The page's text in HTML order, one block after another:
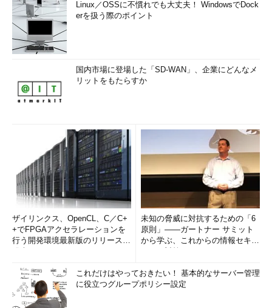
Linux／OSSに不慣れでも大丈夫！ WindowsでDock
erを扱う際のポイント
国内市場に登場した「SD-WAN」、企業にどんなメ
リットをもたらすか
ザイリンクス、OpenCL、C／C+
+でFPGAアクセラレーションを
行う開発環境最新版のリリースを
未知の脅威に対抗するための「6
原則」――ガートナー サミット
から学ぶ、これからの情報セキュ
これだけはやっておきたい！ 基本的なサーバー管理
に役立つグループポリシー設定